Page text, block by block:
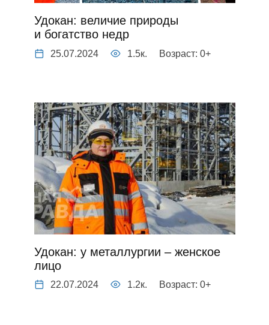
Удокан: величие природы
и богатство недр
25.07.2024 1.5к. Возраст: 0+
Удокан: у металлургии – женское
лицо
22.07.2024 1.2к. Возраст: 0+